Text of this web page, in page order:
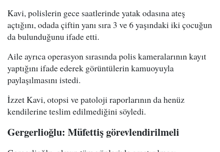
Kavi, polislerin gece saatlerinde yatak odasına ateş
açtığını, odada çiftin yanı sıra 3 ve 6 yaşındaki iki çocuğun
da bulunduğunu ifade etti.
Aile ayrıca operasyon sırasında polis kameralarının kayıt
yaptığını ifade ederek görüntülerin kamuoyuyla
paylaşılmasını istedi.
İzzet Kavi, otopsi ve patoloji raporlarının da henüz
kendilerine teslim edilmediğini söyledi.
Gergerlioğlu: Müfettiş görevlendirilmeli